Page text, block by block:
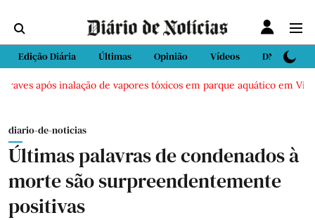
Edição Diária Últimas Opinião Vídeos DN Sport
após inalação de vapores tóxicos em parque aquático em Vieira
diario-de-noticias
Últimas palavras de condenados à
morte são surpreendentemente
positivas